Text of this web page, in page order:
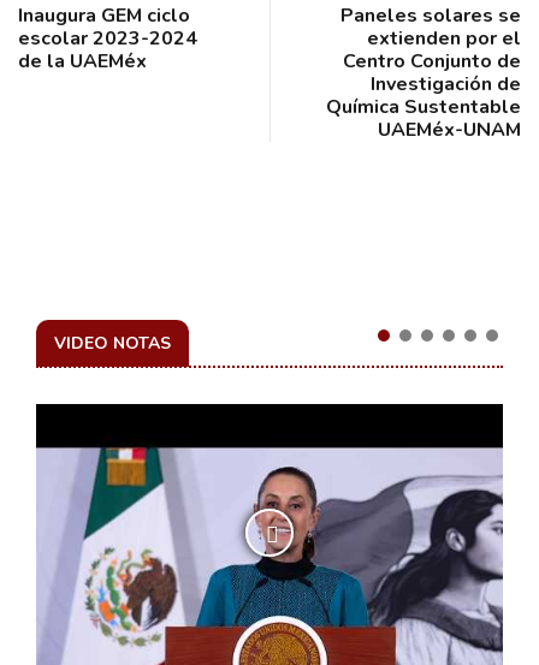
Inaugura GEM ciclo
escolar 2023-2024
de la UAEMéx
Paneles solares se
extienden por el
Centro Conjunto de
Investigación de
Química Sustentable
UAEMéx-UNAM
VIDEO NOTAS